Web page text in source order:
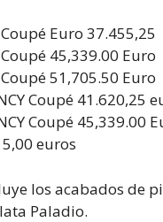
Euro 37.455,25
Coupé 45,339.00 Euro
Coupé 51,705.50 Euro
Coupé 41.620,25
Coupé 45,339.00
euros
los acabados de
Paladio.